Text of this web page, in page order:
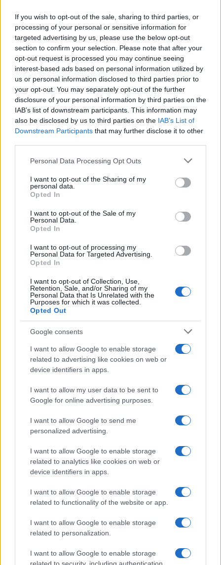
If you wish to opt-out of the sale, sharing to third parties, or
processing of your personal or sensitive information for
targeted advertising by us, please use the below opt-out
section to confirm your selection. Please note that after your
opt-out request is processed you may continue seeing
interest-based ads based on personal information utilized by
us or personal information disclosed to third parties prior to
your opt-out. You may separately opt-out of the further
disclosure of your personal information by third parties on the
IAB’s list of downstream participants. This information may
also be disclosed by us to third parties on the IAB’s List of
Downstream Participants that may further disclose it to other
Please note that this website/app uses one or more Google
not limited to your visit or usage behaviour. You may click to
grant or deny consent to Google and its third-party tags to
use your data for below specified purposes in below Google
consent section.
Personal Data Processing Opt Outs
I want to opt-out of the Sharing of my
personal data.
Opted In
I want to opt-out of the Sale of my
Personal Data.
Opted In
I want to opt-out of processing my
Personal Data for Targeted Advertising.
Opted In
I want to opt-out of Collection, Use,
Retention, Sale, and/or Sharing of my
Personal Data that Is Unrelated with the
Purposes for which it was collected.
Opted Out
Google consents
I want to allow Google to enable storage
related to advertising like cookies on web or
device identifiers in apps.
I want to allow my user data to be sent to
Google for online advertising purposes.
I want to allow Google to send me
personalized advertising.
I want to allow Google to enable storage
related to analytics like cookies on web or
device identifiers in apps.
I want to allow Google to enable storage
related to functionality of the website or app.
I want to allow Google to enable storage
related to personalization.
I want to allow Google to enable storage
Petrolio in calo, Brent a 88.9 USD dopo un ribasso del 8.3%
Andrea Innocenti · 7 Ago 2026
Petrolio in calo: Brent a 88.9 dollari, ribassi diffusi tra le
materie prime
NEWS
Petrolio in calo: Brent a 91,82$, ribassi a due cifre per greggio
Andrea Innocenti · 5 Ago 2026